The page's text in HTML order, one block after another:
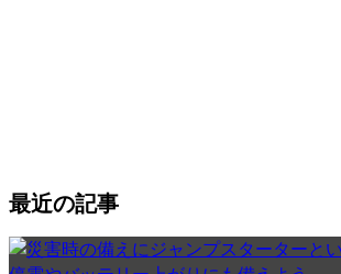
最近の記事